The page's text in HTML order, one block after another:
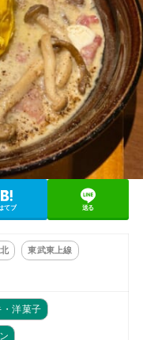
てブ 送る
東武東上線
・洋菓子